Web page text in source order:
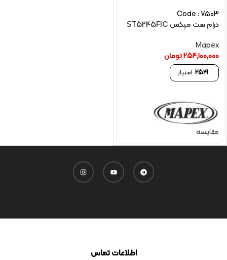
Code : 7503
درام ست مپکس ST5245FIC
Mapex
254,100,000تومان
2541 امتیاز
مقایسه
اطلاعات تماس